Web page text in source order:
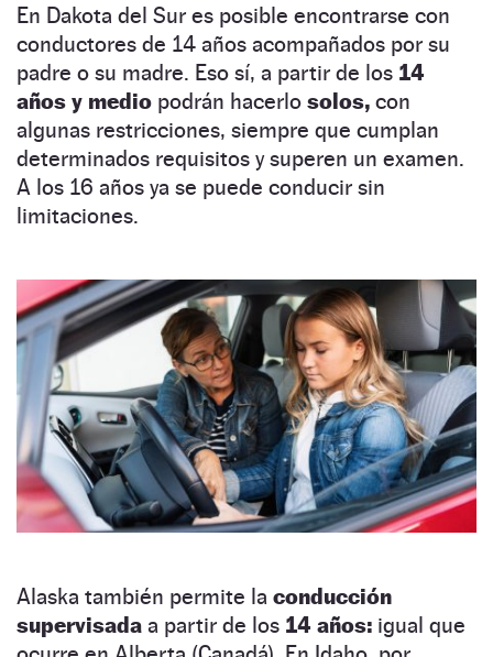
En Dakota del Sur es posible encontrarse con
conductores de 14 años acompañados por su
padre o su madre. Eso sí, a partir de los 14
años y medio podrán hacerlo solos, con
algunas restricciones, siempre que cumplan
determinados requisitos y superen un examen.
A los 16 años ya se puede conducir sin
limitaciones.
Alaska también permite la conducción
supervisada a partir de los 14 años: igual que